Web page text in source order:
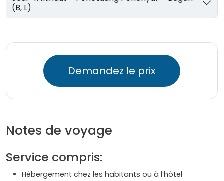
(B, L)
Demandez le prix
Notes de voyage
Service compris:
Hébergement chez les habitants ou à l’hôtel